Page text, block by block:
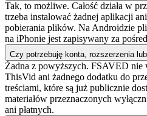
Tak, to możliwe. Całość działa w
trzeba instalować żadnej aplikacji
pobierania plików. Na Androidzie
na iPhonie jest zapisywany za
Czy potrzebuję konta, rozszerzenia
Żadna z powyższych. FSAVED nie
ThisVid ani żadnego dodatku do
treściami, które są już publicznie
materiałów przeznaczonych
ani płatnych.